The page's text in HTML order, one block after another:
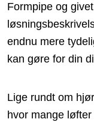
Formpipe og
endnu mere
kan gøre for din
Lige rundt om
hvor mange